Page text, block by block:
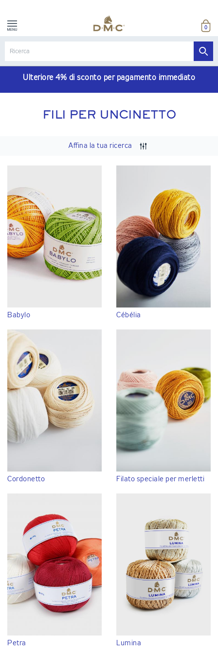
0
Ulteriore 4% di sconto per pagamento immediato
FILI PER UNCINETTO
Affina la tua ricerca
Babylo Cébélia
Cordonetto Filato speciale per merletti
Petra Lumina